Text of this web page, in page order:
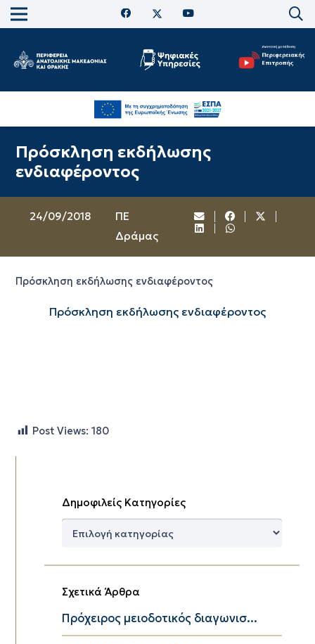
Πρόσκληση εκδήλωσης
ενδιαφέροντος
24/09/2018
ΠΕ
Δράμας
Πρόσκληση εκδήλωσης ενδιαφέροντος
Πρόσκληση εκδήλωσης ενδιαφέροντος
Post Views: 180
Δημοφιλείς Κατηγορίες
Δημοφιλείς
Σχετικά Άρθρα
Πρόχειρος μειοδοτικός διαγωνισ...